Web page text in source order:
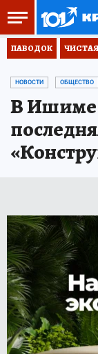
ПАВОДОК
НОВОСТИ ОБЩЕСТВО
В Ишиме